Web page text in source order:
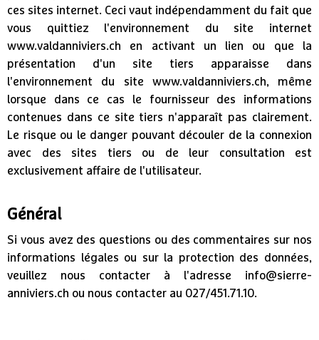
ces sites internet. Ceci vaut indépendamment du fait que
vous quittiez l'environnement du site internet
www.valdanniviers.ch en activant un lien ou que la
présentation d'un site tiers apparaisse dans
l'environnement du site www.valdanniviers.ch, même
lorsque dans ce cas le fournisseur des informations
contenues dans ce site tiers n'apparaît pas clairement.
Le risque ou le danger pouvant découler de la connexion
avec des sites tiers ou de leur consultation est
exclusivement affaire de l'utilisateur.
Général
Si vous avez des questions ou des commentaires sur nos
informations légales ou sur la protection des données,
veuillez nous contacter à l'adresse info@sierre-
anniviers.ch ou nous contacter au 027/451.71.10.